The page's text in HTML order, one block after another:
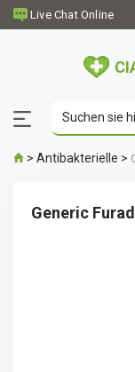
> Antibakterielle >
Generic